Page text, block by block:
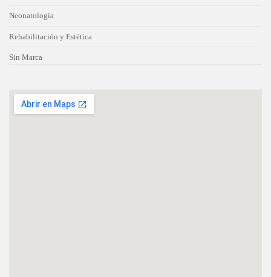
Neonatología
Rehabilitación y Estética
Sin Marca